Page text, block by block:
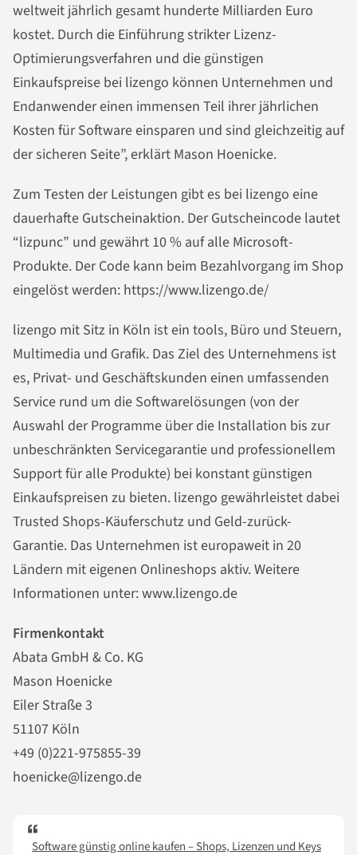
weltweit jährlich gesamt hunderte Milliarden Euro
kostet. Durch die Einführung strikter Lizenz-
Optimierungsverfahren und die günstigen
Einkaufspreise bei lizengo können Unternehmen und
Endanwender einen immensen Teil ihrer jährlichen
Kosten für Software einsparen und sind gleichzeitig auf
der sicheren Seite”, erklärt Mason Hoenicke.
Zum Testen der Leistungen gibt es bei lizengo eine
dauerhafte Gutscheinaktion. Der Gutscheincode lautet
“lizpunc” und gewährt 10 % auf alle Microsoft-
Produkte. Der Code kann beim Bezahlvorgang im Shop
eingelöst werden: https://www.lizengo.de/
lizengo mit Sitz in Köln ist ein tools, Büro und Steuern,
Multimedia und Grafik. Das Ziel des Unternehmens ist
es, Privat- und Geschäftskunden einen umfassenden
Service rund um die Softwarelösungen (von der
Auswahl der Programme über die Installation bis zur
unbeschränkten Servicegarantie und professionellem
Support für alle Produkte) bei konstant günstigen
Einkaufspreisen zu bieten. lizengo gewährleistet dabei
Trusted Shops-Käuferschutz und Geld-zurück-
Garantie. Das Unternehmen ist europaweit in 20
Ländern mit eigenen Onlineshops aktiv. Weitere
Informationen unter: www.lizengo.de
Firmenkontakt
Abata GmbH & Co. KG
Mason Hoenicke
Eiler Straße 3
51107 Köln
+49 (0)221-975855-39
hoenicke@lizengo.de
Software günstig online kaufen – Shops, Lizenzen und Keys